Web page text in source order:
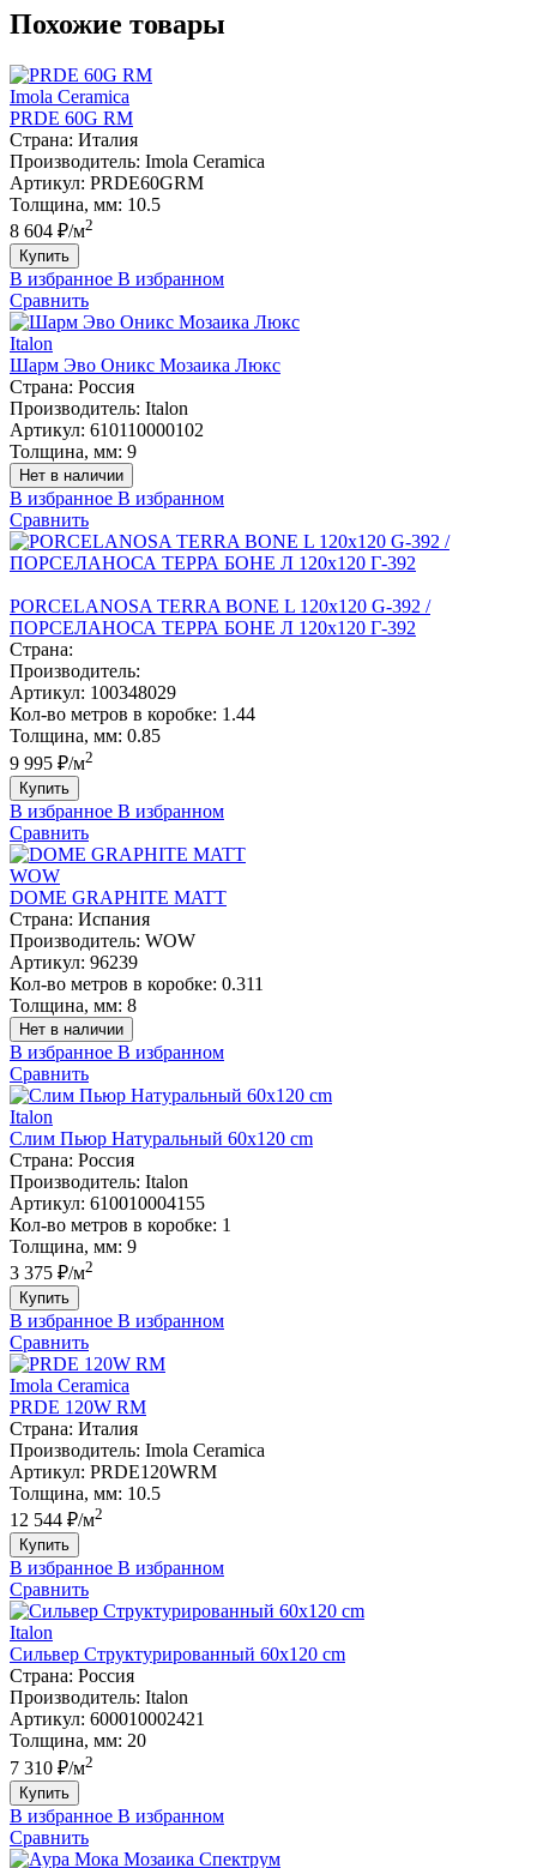
Похожие товары
Imola Ceramica
PRDE 60G RM
Страна: Италия
Производитель: Imola Ceramica
Артикул: PRDE60GRM
Толщина, мм: 10.5
8 604 ₽/м2
Купить
В избранное В избранном
Сравнить
Italon
Шарм Эво Оникс Мозаика Люкс
Страна: Россия
Производитель: Italon
Артикул: 610110000102
Толщина, мм: 9
Нет в наличии
В избранное В избранном
Сравнить
PORCELANOSA TERRA BONE L 120х120 G-392 /
ПОРCЕЛАНОСА ТЕРРА БОНЕ Л 120х120 Г-392
Страна:
Производитель:
Артикул: 100348029
Кол-во метров в коробке: 1.44
Толщина, мм: 0.85
9 995 ₽/м2
Купить
В избранное В избранном
Сравнить
WOW
DOME GRAPHITE MATT
Страна: Испания
Производитель: WOW
Артикул: 96239
Кол-во метров в коробке: 0.311
Толщина, мм: 8
Нет в наличии
В избранное В избранном
Сравнить
Italon
Слим Пьюр Натуральный 60x120 cm
Страна: Россия
Производитель: Italon
Артикул: 610010004155
Кол-во метров в коробке: 1
Толщина, мм: 9
3 375 ₽/м2
Купить
В избранное В избранном
Сравнить
Imola Ceramica
PRDE 120W RM
Страна: Италия
Производитель: Imola Ceramica
Артикул: PRDE120WRM
Толщина, мм: 10.5
12 544 ₽/м2
Купить
В избранное В избранном
Сравнить
Italon
Сильвер Структурированный 60x120 cm
Страна: Россия
Производитель: Italon
Артикул: 600010002421
Толщина, мм: 20
7 310 ₽/м2
Купить
В избранное В избранном
Сравнить